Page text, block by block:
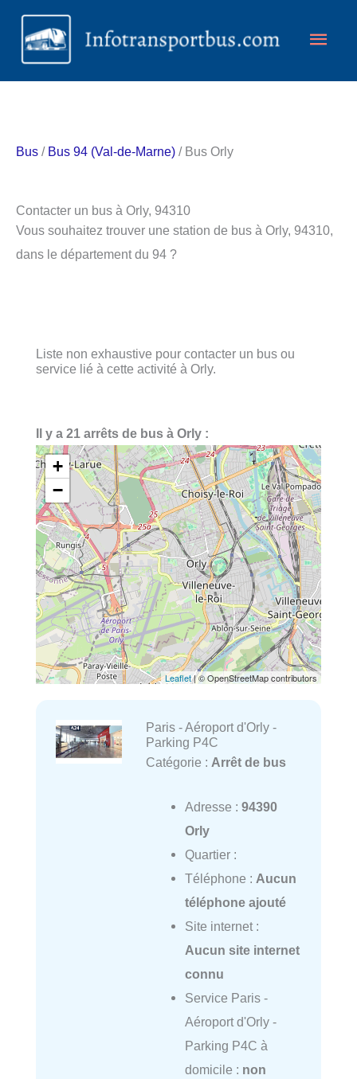
Aller
contenu
Bus / Bus 94 (Val-de-Marne) / Bus Orly
Contacter un bus à Orly, 94310
Vous souhaitez trouver une station de bus à Orly, 94310,
dans le département du 94 ?
Liste non exhaustive pour contacter un bus ou
service lié à cette activité à Orly.
Il y a 21 arrêts de bus à Orly :
+
−
Leaflet| © OpenStreetMap contributors
Paris - Aéroport d'Orly -
Parking P4C
Catégorie : Arrêt de bus
Adresse : 94390
Orly
Quartier :
Téléphone : Aucun
téléphone ajouté
Site internet :
Aucun site internet
connu
Service Paris -
Aéroport d'Orly -
Parking P4C à
domicile : non